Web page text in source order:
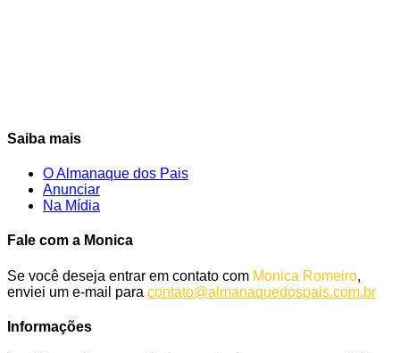
Saiba mais
O Almanaque dos Pais
Anunciar
Na Mídia
Fale com a Monica
Se você deseja entrar em contato com Monica Romeiro,
enviei um e-mail para contato@almanaquedospais.com.br
Informações